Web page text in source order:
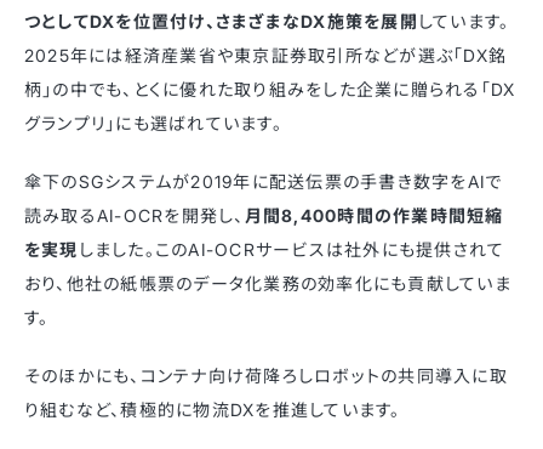
つとしてDXを位置付け、さまざまなDX施策を展開 しています。
2025年には経済産業省や東京証券取引所などが選ぶ「DX銘
柄」の中でも、とくに優れた取り組みをした企業に贈られる「DX
グランプリ」にも選ばれています。
傘下のSGシステムが2019年に配送伝票の手書き数字をAIで
読み取るAI-OCRを開発し、 月間8,400時間の作業時間短縮
を実現 しました。このAI-OCRサービスは社外にも提供されて
おり、他社の紙帳票のデータ化業務の効率化にも貢献していま
す。
そのほかにも、コンテナ向け荷降ろしロボットの共同導入に取
り組むなど、積極的に物流DXを推進しています。